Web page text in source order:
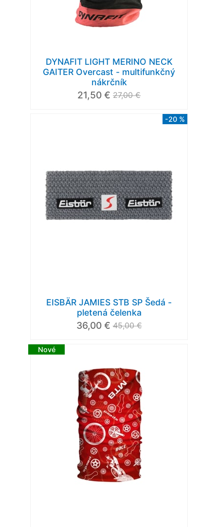
DYNAFIT LIGHT MERINO NECK
GAITER Overcast - multifunkčný
nákrčník
21,50 € 27,00 €
-20 %
EISBÄR JAMIES STB SP Šedá -
pletená čelenka
36,00 € 45,00 €
Nové